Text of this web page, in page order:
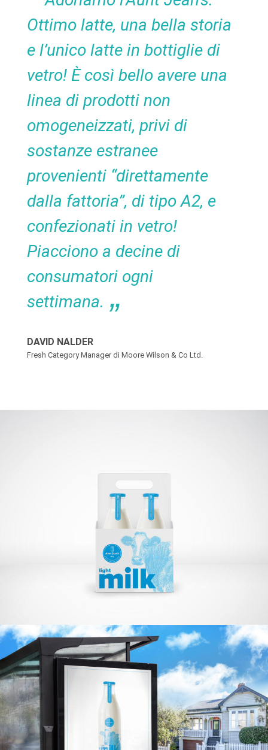
Ottimo latte, una bella storia
e l’unico latte in bottiglie di
vetro! È così bello avere una
linea di prodotti non
omogeneizzati, privi di
sostanze estranee
provenienti “direttamente
dalla fattoria”, di tipo A2, e
confezionati in vetro!
Piacciono a decine di
consumatori ogni
settimana.
DAVID NALDER
Fresh Category Manager di Moore Wilson & Co Ltd.